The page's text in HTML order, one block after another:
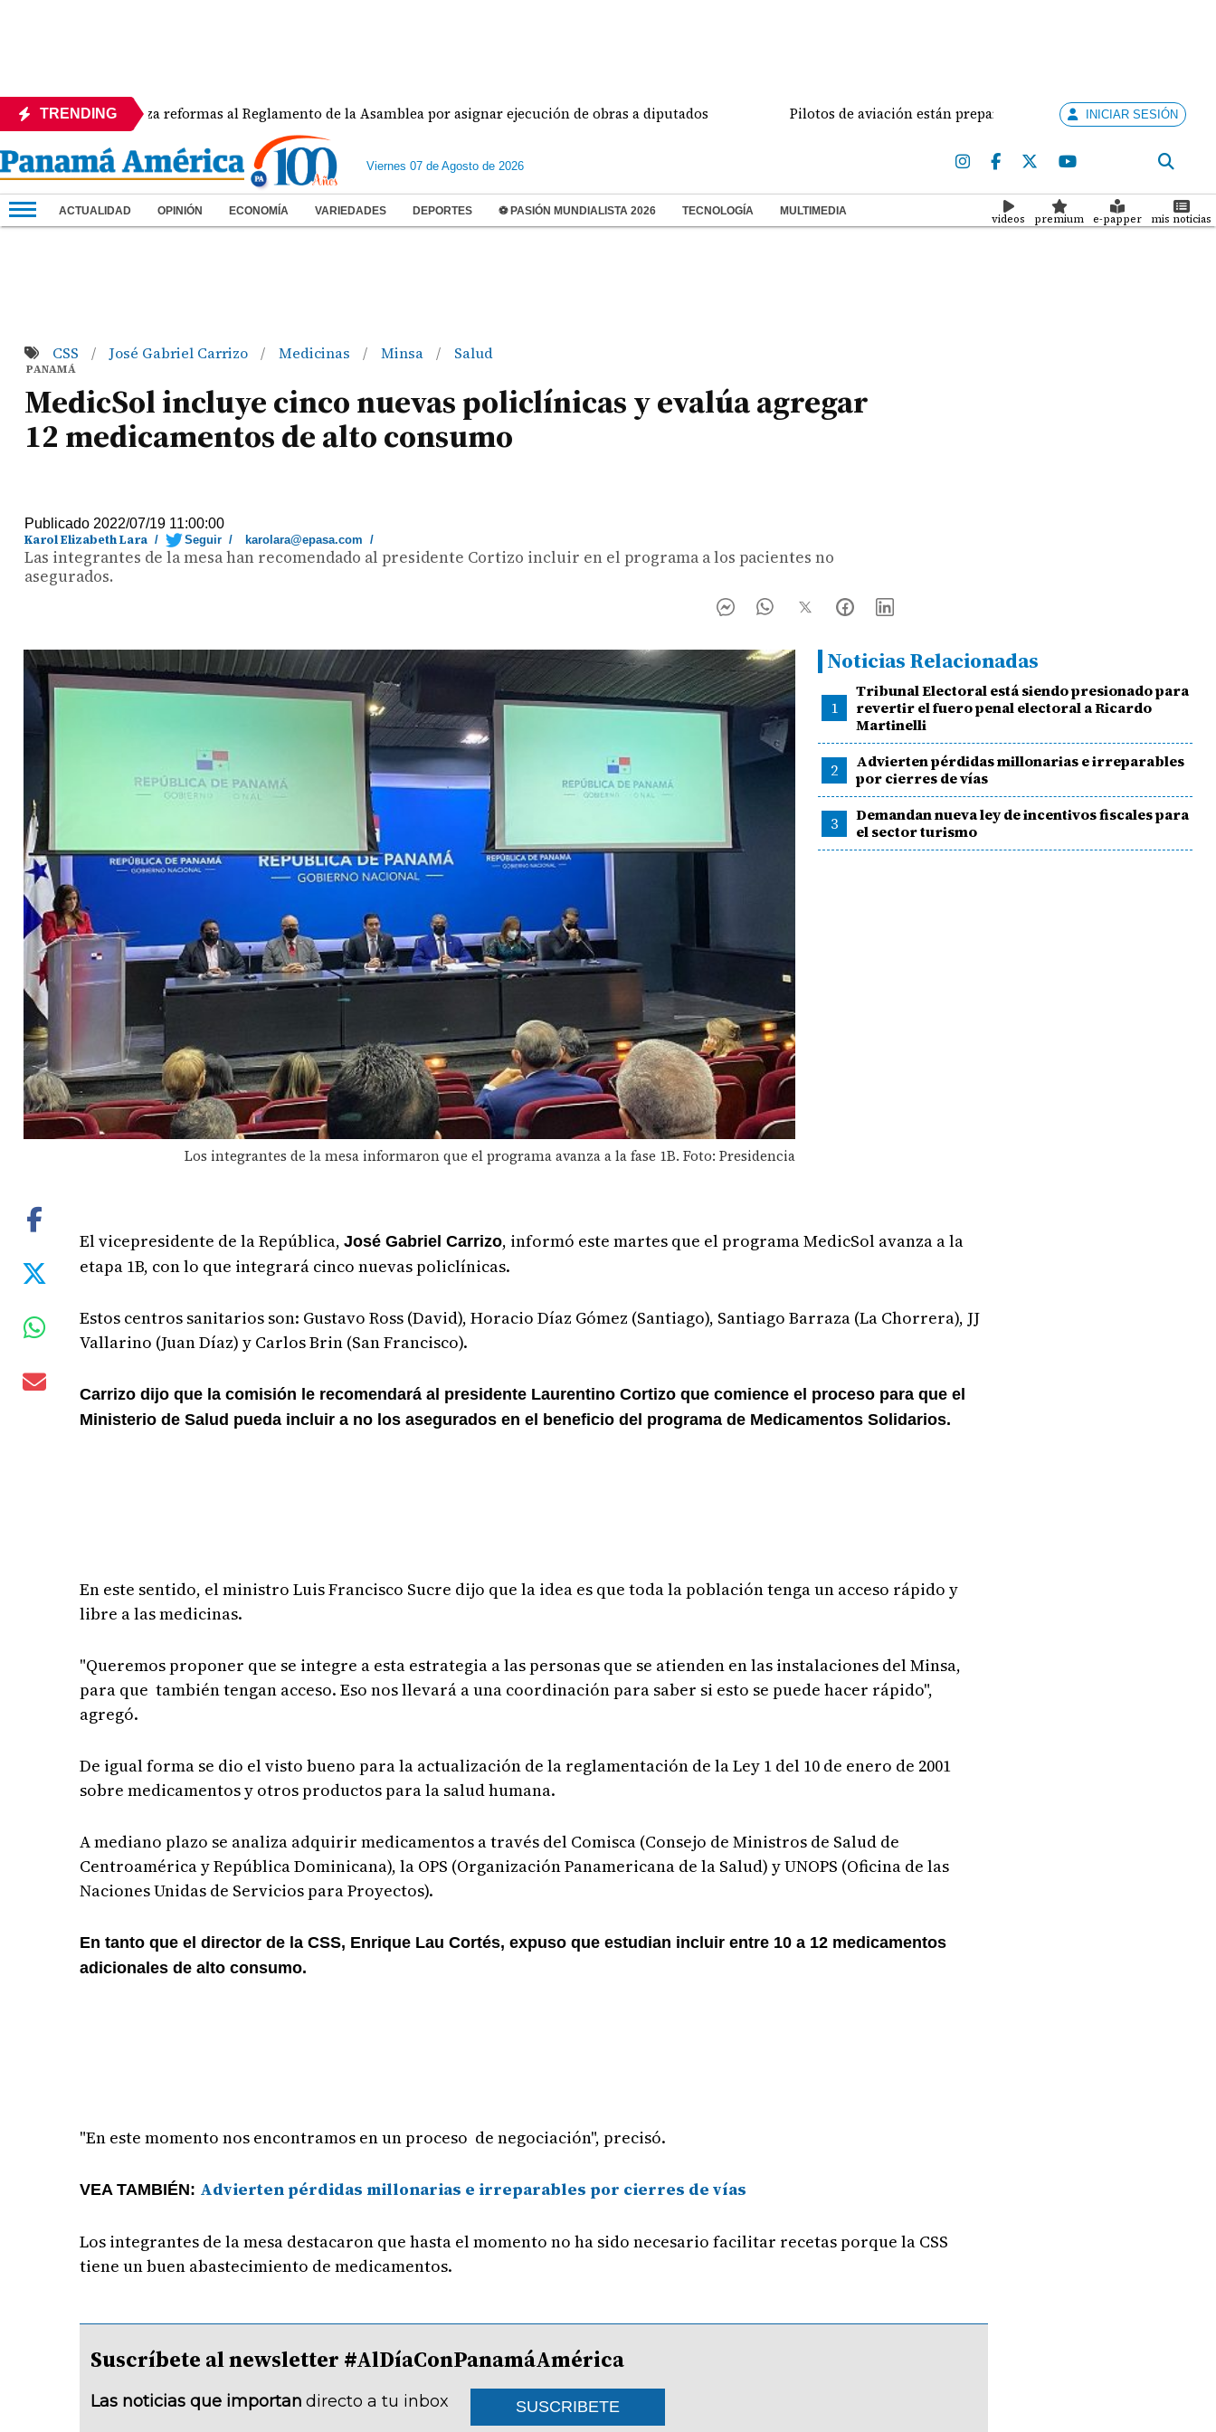
TRENDING
APEDE rechaza reformas al Reglamento de la Asamblea por asignar ejecución de obras a diputados Pilotos de aviación están preparados para ejercer la docencia
INICIAR SESIÓN
Viernes 07 de Agosto de 2026
ACTUALIDAD OPINIÓN ECONOMÍA VARIEDADES DEPORTES ⚽ PASIÓN MUNDIALISTA 2026 TECNOLOGÍA MULTIMEDIA
videos premium e-papper mis noticias
CSS / José Gabriel Carrizo / Medicinas / Minsa / Salud
PANAMÁ
MedicSol incluye cinco nuevas policlínicas y evalúa agregar
12 medicamentos de alto consumo
Publicado 2022/07/19 11:00:00
Karol Elizabeth Lara / Seguir / karolara@epasa.com /
Las integrantes de la mesa han recomendado al presidente Cortizo incluir en el programa a los pacientes no
asegurados.
Los integrantes de la mesa informaron que el programa avanza a la fase 1B. Foto: Presidencia
Noticias Relacionadas
1
Tribunal Electoral está siendo presionado para
revertir el fuero penal electoral a Ricardo
Martinelli
2
Advierten pérdidas millonarias e irreparables
por cierres de vías
3
Demandan nueva ley de incentivos fiscales para
el sector turismo
El vicepresidente de la República,José Gabriel Carrizo, informó este martes que el programa MedicSol avanza a la
etapa 1B, con lo que integrará cinco nuevas policlínicas.
Estos centros sanitarios son: Gustavo Ross (David), Horacio Díaz Gómez (Santiago), Santiago Barraza (La Chorrera), JJ
Vallarino (Juan Díaz) y Carlos Brin (San Francisco).
Carrizo dijo que la comisión le recomendará al presidente Laurentino Cortizo que comience el proceso para que el
Ministerio de Salud pueda incluir a no los asegurados en el beneficio del programa de Medicamentos Solidarios.
En este sentido, el ministro Luis Francisco Sucre dijo que la idea es que toda la población tenga un acceso rápido y
libre a las medicinas.
"Queremos proponer que se integre a esta estrategia a las personas que se atienden en las instalaciones del Minsa,
para que también tengan acceso. Eso nos llevará a una coordinación para saber si esto se puede hacer rápido",
agregó.
De igual forma se dio el visto bueno para la actualización de la reglamentación de la Ley 1 del 10 de enero de 2001
sobre medicamentos y otros productos para la salud humana.
A mediano plazo se analiza adquirir medicamentos a través del Comisca (Consejo de Ministros de Salud de
Centroamérica y República Dominicana), la OPS (Organización Panamericana de la Salud) y UNOPS (Oficina de las
Naciones Unidas de Servicios para Proyectos).
En tanto que el director de la CSS, Enrique Lau Cortés, expuso que estudian incluir entre 10 a 12 medicamentos
adicionales de alto consumo.
"En este momento nos encontramos en un proceso de negociación", precisó.
VEA TAMBIÉN: Advierten pérdidas millonarias e irreparables por cierres de vías
Los integrantes de la mesa destacaron que hasta el momento no ha sido necesario facilitar recetas porque la CSS
tiene un buen abastecimiento de medicamentos.
Suscríbete al newsletter #AlDíaConPanamáAmérica
Las noticias que importan directo a tu inbox SUSCRIBETE